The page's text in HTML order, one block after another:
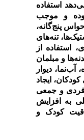
استفاده
و موجب
پنج‌گانه،
تنه‌های
استفاده از
و مبلمان
آب‌نما، دیوار
ایجاد
فردی و جمعی
به افزایش
کودک و